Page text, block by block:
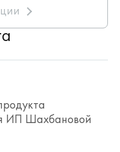
ИП Шахбановой